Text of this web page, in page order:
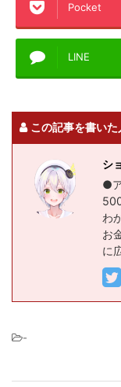
Pocket
LINE
この記事を書いた
シ
●
わ
お
に
-